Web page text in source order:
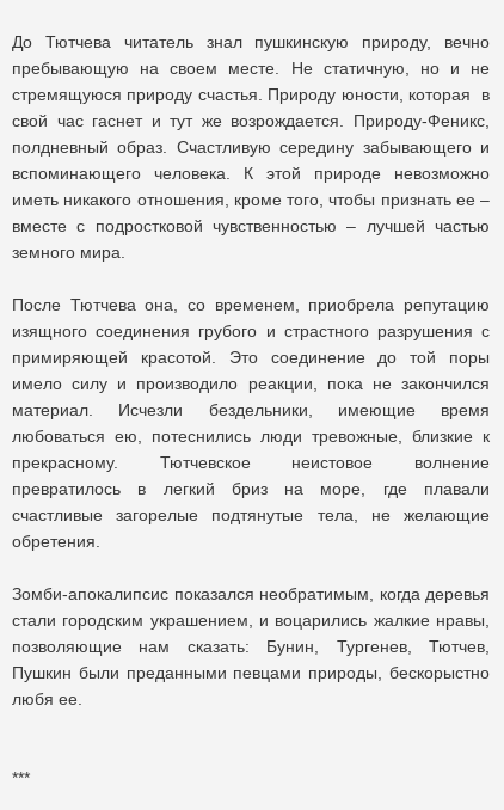
До Тютчева читатель знал пушкинскую природу, вечно
пребывающую на своем месте. Не статичную, но и не
стремящуюся природу счастья. Природу юности, которая в
свой час гаснет и тут же возрождается. Природу-Феникс,
полдневный образ. Счастливую середину забывающего и
вспоминающего человека. К этой природе невозможно
иметь никакого отношения, кроме того, чтобы признать ее –
вместе с подростковой чувственностью – лучшей частью
земного мира.
После Тютчева она, со временем, приобрела репутацию
изящного соединения грубого и страстного разрушения с
примиряющей красотой. Это соединение до той поры
имело силу и производило реакции, пока не закончился
материал. Исчезли бездельники, имеющие время
любоваться ею, потеснились люди тревожные, близкие к
прекрасному. Тютчевское неистовое волнение
превратилось в легкий бриз на море, где плавали
счастливые загорелые подтянутые тела, не желающие
обретения.
Зомби-апокалипсис показался необратимым, когда деревья
стали городским украшением, и воцарились жалкие нравы,
позволяющие нам сказать: Бунин, Тургенев, Тютчев,
Пушкин были преданными певцами природы, бескорыстно
любя ее.
***